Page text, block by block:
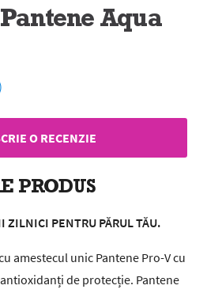
Aqua
O RECENZIE
PRODUS
ZILNICI PENTRU PĂRUL TĂU.
amestecul unic Pantene Pro-V cu
de protecție. Pantene